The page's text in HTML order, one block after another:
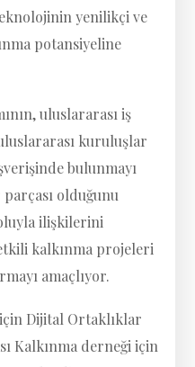
yenilikçi ve
potansiyeline
uluslararası iş
kuruluşlar
bulunmayı
olduğunu
ilişkilerini
kalkınma projeleri
amaçlıyor.
Dijital Ortaklıklar
Kalkınma derneği için